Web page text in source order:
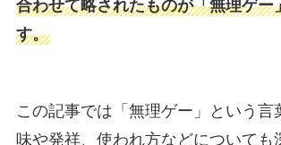
合わせて略されたものが「無理ゲー
す。
この記事では「無理ゲー」という言
味や発祥、使われ方などについても